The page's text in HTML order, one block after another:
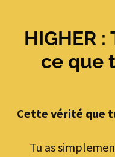
HIGHER
ce que
Cette vérité que
Tu as